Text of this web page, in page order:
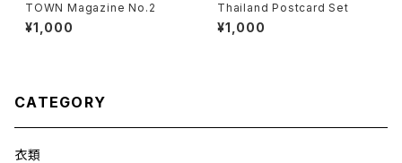
TOWN Magazine No.2
¥1,000
Thailand Postcard Set
¥1,000
CATEGORY
衣類